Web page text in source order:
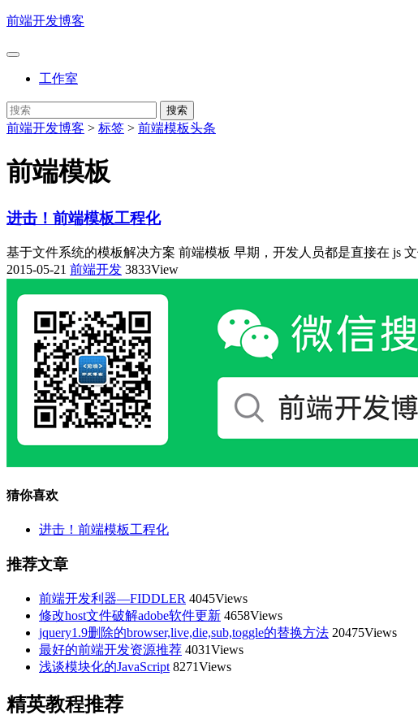
前端开发博客
工作室
前端开发博客 > 标签 > 前端模板头条
前端模板
进击！前端模板工程化
基于文件系统的模板解决方案 前端模板 早期，开发人员都是直接在 js 文
2015-05-21 前端开发 3833View
猜你喜欢
进击！前端模板工程化
推荐文章
前端开发利器—FIDDLER 4045Views
修改host文件破解adobe软件更新 4658Views
jquery1.9删除的browser,live,die,sub,toggle的替换方法 20475Views
最好的前端开发资源推荐 4031Views
浅谈模块化的JavaScript 8271Views
精英教程推荐